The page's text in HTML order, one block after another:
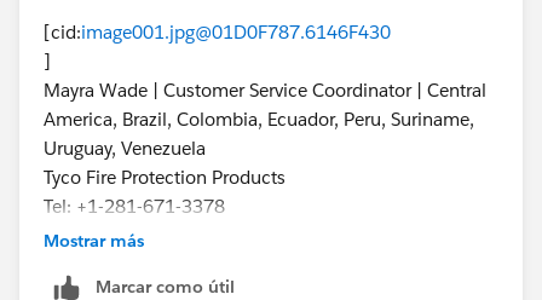
[cid:image001.jpg@01D0F787.6146F430
]
Mayra Wade | Customer Service Coordinator | Central
America, Brazil, Colombia, Ecuador, Peru, Suriname,
Uruguay, Venezuela
Tyco Fire Protection Products
Tel: +1-281-671-3378
mawade@tycoint.com
Mostrar más
Marcar como útil